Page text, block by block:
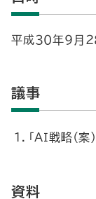
平成３０年９月２
議事
１．「ＡＩ戦略（
資料